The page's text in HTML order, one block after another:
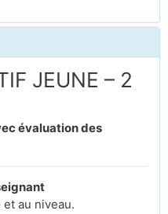
JEUNE – 2
évaluation des
et au niveau.